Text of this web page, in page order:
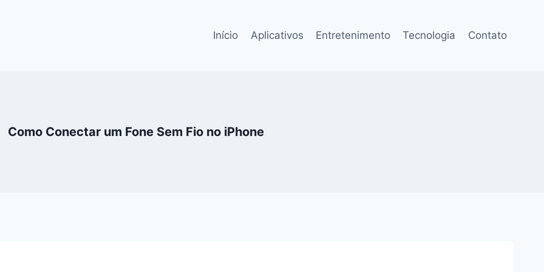
Início Aplicativos Entretenimento Tecnologia Contato
Como Conectar um Fone Sem Fio no iPhone